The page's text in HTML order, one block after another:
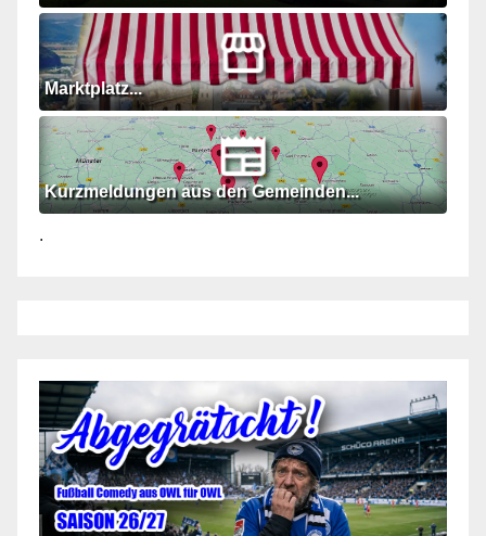
Marktplatz...
Kurzmeldungen aus den Gemeinden...
.